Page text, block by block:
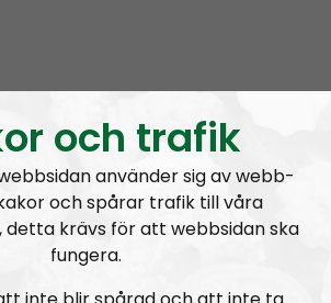
klovneverden, som vi imod
os i.
med RSS
?format=mp3-
och trafik
använder sig av webb-
och spårar trafik till våra
detta krävs för att webbsidan ska
fungera.